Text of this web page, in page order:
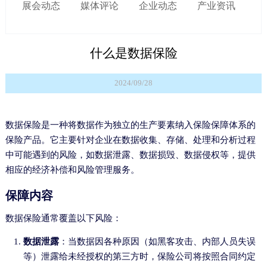
展会动态 媒体评论 企业动态 产业资讯
什么是数据保险
2024/09/28
数据保险是一种将数据作为独立的生产要素纳入保险保障体系的
保险产品。它主要针对企业在数据收集、存储、处理和分析过程
中可能遇到的风险，如数据泄露、数据损毁、数据侵权等，提供
相应的经济补偿和风险管理服务。
保障内容
数据保险通常覆盖以下风险：
数据泄露：当数据因各种原因（如黑客攻击、内部人员失误
等）泄露给未经授权的第三方时，保险公司将按照合同约定